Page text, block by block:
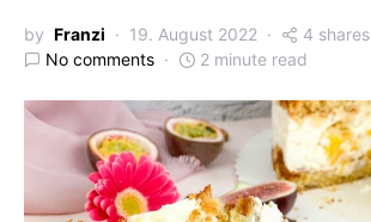
by Franzi 19. August 2022
4 shares
No comments
2 minute read